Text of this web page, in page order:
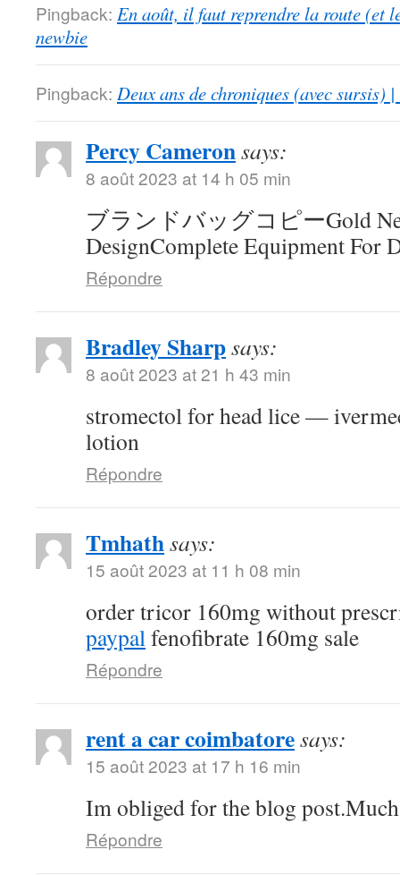
Pingback: En août, il faut reprendre la route (et
newbie
Pingback: Deux ans de chroniques (avec sursis)
Percy Cameronsays:
8 août 2023 at 14 h 05 min
ブランドバッグコピーGold
DesignComplete Equipment For
Répondre
Bradley Sharpsays:
8 août 2023 at 21 h 43 min
stromectol for head lice —
lotion
Répondre
Tmhathsays:
15 août 2023 at 11 h 08 min
order tricor 160mg without
paypalfenofibrate 160mg sale
Répondre
rent a car coimbatoresays:
15 août 2023 at 17 h 16 min
Im obliged for the blog
Répondre